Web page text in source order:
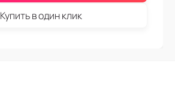
Купить в один клик